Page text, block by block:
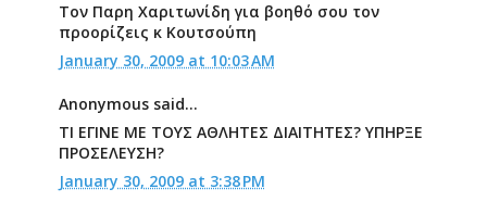
Τον Παρη Χαριτωνίδη για βοηθό σου τον
προορίζεις κ Κουτσούπη
January 30, 2009 at 10:03 AM
Anonymous said...
ΤΙ ΕΓΙΝΕ ΜΕ ΤΟΥΣ ΑΘΛΗΤΕΣ ΔΙΑΙΤΗΤΕΣ? ΥΠΗΡΞΕ
ΠΡΟΣΕΛΕΥΣΗ?
January 30, 2009 at 3:38 PM